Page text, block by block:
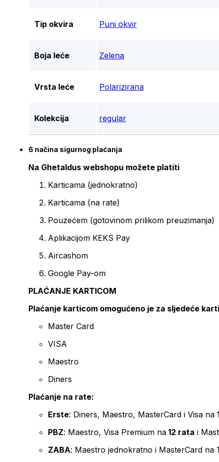
Tip okvira Puni okvir
Boja leće Zelena
Vrsta leće Polarizirana
Kolekcija regular
6 načina sigurnog plaćanja
Na Ghetaldus webshopu možete platiti
Karticama (jednokratno)
Karticama (na rate)
Pouzećem (gotovinom prilikom preuzimanja)
Aplikacijom KEKS Pay
Aircashom
Google Pay-om
PLAĆANJE KARTICOM
Plaćanje karticom omogućeno je za sljedeće
Master Card
VISA
Maestro
Diners
Plaćanje na rate:
Erste: Diners, Maestro, MasterCard i Visa na
PBZ: Maestro, Visa Premium na 12 rata i
ZABA: Maestro jednokratno i MasterCard na